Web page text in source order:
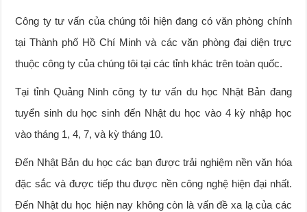
Công ty tư vấn của chúng tôi hiện đang có văn phòng chính
tại Thành phố Hồ Chí Minh và các văn phòng đại diện trực
thuộc công ty của chúng tôi tại các tỉnh khác trên toàn quốc.
Tại tỉnh Quảng Ninh công ty tư vấn du học Nhật Bản đang
tuyển sinh du học sinh đến Nhật du học vào 4 kỳ nhập học
vào tháng 1, 4, 7, và kỳ tháng 10.
Đến Nhật Bản du học các bạn được trải nghiệm nền văn hóa
đặc sắc và được tiếp thu được nền công nghệ hiện đại nhất.
Đến Nhật du học hiện nay không còn là vấn đề xa lạ của các